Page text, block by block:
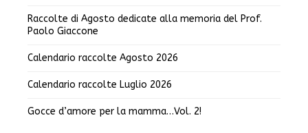
Raccolte di Agosto dedicate alla memoria del Prof.
Paolo Giaccone
Calendario raccolte Agosto 2026
Calendario raccolte Luglio 2026
Gocce d’amore per la mamma…Vol. 2!